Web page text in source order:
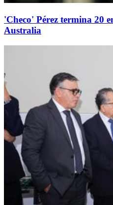
'Checo' Pérez termina 20
Australia